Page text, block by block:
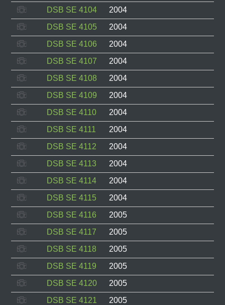
DSB SE 4104
2004
DSB SE 4105
2004
DSB SE 4106
2004
DSB SE 4107
2004
DSB SE 4108
2004
DSB SE 4109
2004
DSB SE 4110
2004
DSB SE 4111
2004
DSB SE 4112
2004
DSB SE 4113
2004
DSB SE 4114
2004
DSB SE 4115
2004
DSB SE 4116
2005
DSB SE 4117
2005
DSB SE 4118
2005
DSB SE 4119
2005
DSB SE 4120
2005
DSB SE 4121
2005